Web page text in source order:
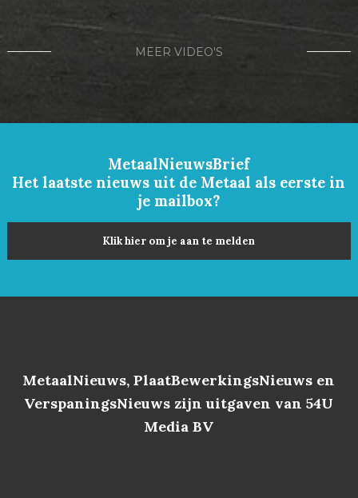
MEER VIDEO'S
MetaalNieuwsBrief
Het laatste nieuws uit de Metaal als eerste in
je mailbox?
Klik hier om je aan te melden
MetaalNieuws, PlaatBewerkingsNieuws en
VerspaningsNieuws zijn uitgaven van 54U
Media BV